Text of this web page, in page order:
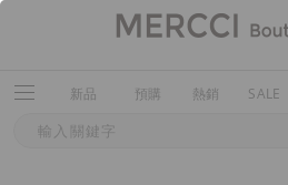
新品 預購 熱銷 SALE